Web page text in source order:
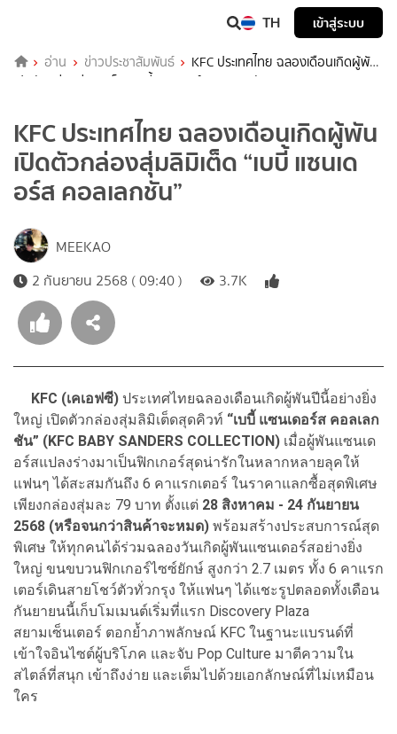
TH เข้าสู่ระบบ
อ่าน ข่าวประชาสัมพันธ์
KFC ประเทศไทย ฉลองเดือนเกิดผู้พัน
เปิดตัวกล่องสุ่มลิมิเต็ด “เบบี้ แซนเดอร์ส คอลเลกชัน”
KFC ประเทศไทย ฉลองเดือนเกิดผู้พัน
เปิดตัวกล่องสุ่มลิมิเต็ด “เบบี้ แซนเด
อร์ส คอลเลกชัน”
MEEKAO
2 กันยายน 2568 ( 09:40 )
3.7K
KFC (เคเอฟซี) ประเทศไทยฉลองเดือนเกิดผู้พันปีนี้อย่างยิ่ง
ใหญ่ เปิดตัวกล่องสุ่มลิมิเต็ดสุดคิวท์ “เบบี้ แซนเดอร์ส คอลเลก
ชัน” (KFC BABY SANDERS COLLECTION) เมื่อผู้พันแซนเด
อร์สแปลงร่างมาเป็นฟิกเกอร์สุดน่ารักในหลากหลายลุคให้
แฟนๆ ได้สะสมกันถึง 6 คาแรกเตอร์ ในราคาแลกซื้อสุดพิเศษ
เพียงกล่องสุ่มละ 79 บาท ตั้งแต่ 28 สิงหาคม - 24 กันยายน
2568 (หรือจนกว่าสินค้าจะหมด) พร้อมสร้างประสบการณ์สุด
พิเศษ ให้ทุกคนได้ร่วมฉลองวันเกิดผู้พันแซนเดอร์สอย่างยิ่ง
ใหญ่ ขนขบวนฟิกเกอร์ไซซ์ยักษ์ สูงกว่า 2.7 เมตร ทั้ง 6 คาแรก
เตอร์เดินสายโชว์ตัวทั่วกรุง ให้แฟนๆ ได้แชะรูปตลอดทั้งเดือน
กันยายนนี้เก็บโมเมนต์เริ่มที่แรก Discovery Plaza
สยามเซ็นเตอร์ ตอกย้ำภาพลักษณ์ KFC ในฐานะแบรนด์ที่
เข้าใจอินไซต์ผู้บริโภค และจับ Pop Culture มาตีความใน
สไตล์ที่สนุก เข้าถึงง่าย และเต็มไปด้วยเอกลักษณ์ที่ไม่เหมือน
ใคร